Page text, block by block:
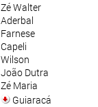
Zé Walter
Aderbal
Farnese
Capeli
Wilson
João Dutra
Zé Maria
Guiaracá